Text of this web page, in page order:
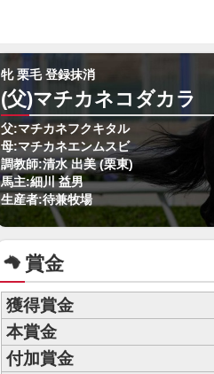
牝 栗毛 登録抹消
(父)マチカネコダカラ
父:マチカネフクキタル
母:マチカネエンムスビ
調教師:清水 出美 (栗東)
馬主:細川 益男
生産者:待兼牧場
賞金
獲得賞金
本賞金
付加賞金